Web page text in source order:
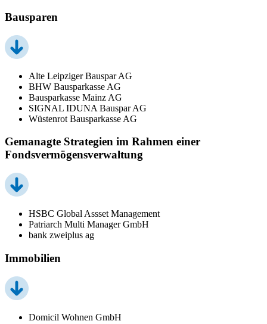
Bausparen
Alte Leipziger Bauspar AG
BHW Bausparkasse AG
Bausparkasse Mainz AG
SIGNAL IDUNA Bauspar AG
Wüstenrot Bausparkasse AG
Gemanagte Strategien im Rahmen einer
Fondsvermögensverwaltung
HSBC Global Assset Management
Patriarch Multi Manager GmbH
bank zweiplus ag
Immobilien
Domicil Wohnen GmbH